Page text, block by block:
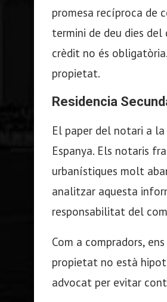
promesa recíproca de
termini de deu dies del
crèdit no és
propietat.
Residencia
El paper del notari a
Espanya. Els notaris
urbanístiques molt
analitzar aquesta
responsabilitat del
Com a compradors,
propietat no està
advocat per evitar